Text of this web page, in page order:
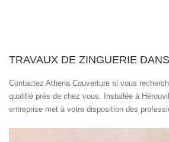
TRAVAUX DE ZINGUERIE
Contactez Athena Couverture si vous
qualifié près de chez vous. Installée à
entreprise met à votre disposition des